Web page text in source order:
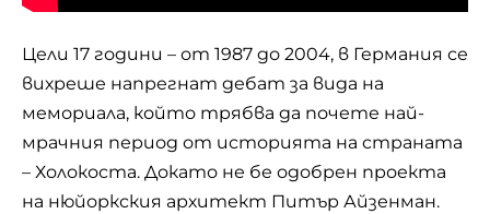
Цели 17 години – от 1987 до 2004, в Германия се
вихреше напрегнат дебат за вида на
мемориала, който трябва да почете най-
мрачния период от историята на страната
– Холокоста. Докато не бе одобрен проекта
на нюйоркския архитект Питър Айзенман.